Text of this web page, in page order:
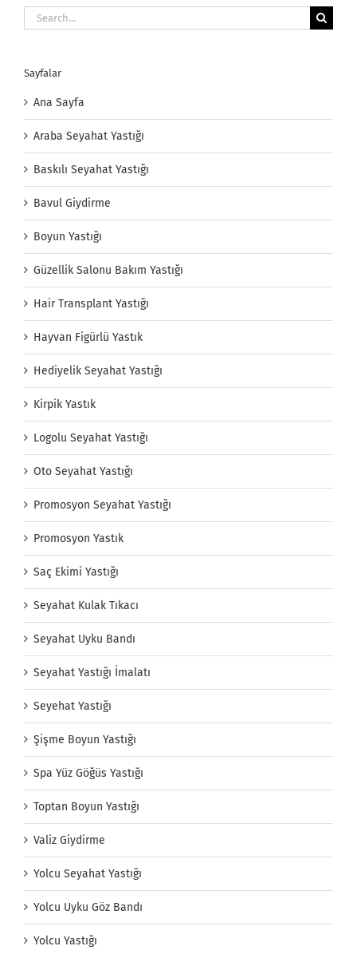
Search
for:
Sayfalar
Ana Sayfa
Araba Seyahat Yastığı
Baskılı Seyahat Yastığı
Bavul Giydirme
Boyun Yastığı
Güzellik Salonu Bakım Yastığı
Hair Transplant Yastığı
Hayvan Figürlü Yastık
Hediyelik Seyahat Yastığı
Kirpik Yastık
Logolu Seyahat Yastığı
Oto Seyahat Yastığı
Promosyon Seyahat Yastığı
Promosyon Yastık
Saç Ekimi Yastığı
Seyahat Kulak Tıkacı
Seyahat Uyku Bandı
Seyahat Yastığı İmalatı
Seyehat Yastığı
Şişme Boyun Yastığı
Spa Yüz Göğüs Yastığı
Toptan Boyun Yastığı
Valiz Giydirme
Yolcu Seyahat Yastığı
Yolcu Uyku Göz Bandı
Yolcu Yastığı